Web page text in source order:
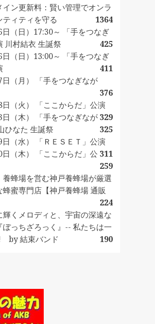
イン更新料：賢い管理でオンラ
ィティを守る
1364
（日）17:30～ 「手をつなぎ
川村結衣 生誕祭
425
（日）13:00～ 「手をつなぎ
411
（月） 「手をつなぎなが
376
（火） 「ここからだ」公演
329
（木） 「手をつなぎなが
ひなた 生誕祭
325
（水） 「ＲＥＳＥＴ」公演
311
（木） 「ここからだ」公
259
蜂場を営む神戸養蜂場が厳選
蜂蜜専門店【神戸養蜂場 通販
224
くメロディと、宇宙の深遠な
ぼっちざろっく』-- 私たちは一
by 結束バンド
190